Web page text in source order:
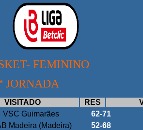
VISITADO RES
VSC Guimarães
62-71
Madeira (Madeira)
52-68